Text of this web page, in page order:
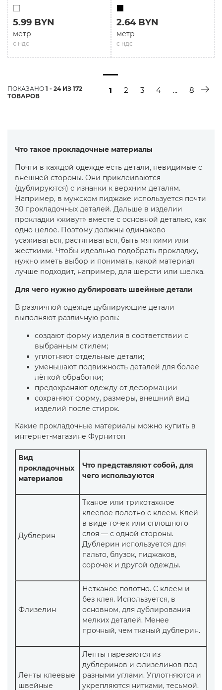
с ндс
5.99 BYN
метр
с ндс
2.64 BYN
метр
ПОКАЗАНО 1 - 24 ИЗ 172
ТОВАРОВ
1 2 3 4 ... 8
Что такое прокладочные материалы
Почти в каждой одежде есть детали, невидимые с
внешней стороны. Они приклеиваются
(дублируются) с изнанки к верхним деталям.
Например, в мужском пиджаке используется почти
30 прокладочных деталей. Дальше в изделии
прокладки «живут» вместе с основной деталью, как
одно целое. Поэтому должны одинаково
усаживаться, растягиваться, быть мягкими или
жесткими. Чтобы идеально подобрать прокладку,
нужно иметь выбор и понимать, какой материал
лучше подходит, например, для шерсти или шелка.
Для чего нужно дублировать швейные детали
В различной одежде дублирующие детали
выполняют различную роль:
создают форму изделия в соответствии с
выбранным стилем;
уплотняют отдельные детали;
уменьшают подвижность деталей для более
лёгкой обработки;
предохраняют одежду от деформации
сохраняют форму, размеры, внешний вид
изделий после стирок.
Какие прокладочные материалы можно купить в
интернет-магазине Фурнитоп
Вид
прокладочных
материалов
Что представляют собой, для
чего используются
Дублерин
Тканое или трикотажное
клеевое полотно с клеем. Клей
в виде точек или сплошного
слоя — с одной стороны.
Дублерин используется для
пальто, блузок, пиджаков,
сорочек и другой одежды.
Флизелин
Нетканое полотно. С клеем и
без клея. Используется, в
основном, для дублирования
мелких деталей. Менее
прочный, чем тканый дублерин.
Ленты клеевые
швейные
Ленты нарезаются из
дублеринов и флизелинов под
разными углами. Уплотняются и
укрепляются нитками, тесьмой.